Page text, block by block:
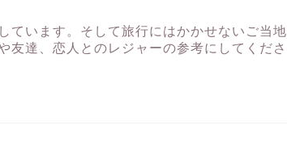
ています。そして旅行にはかかせないご当地
友達、恋人とのレジャーの参考にしてくださ